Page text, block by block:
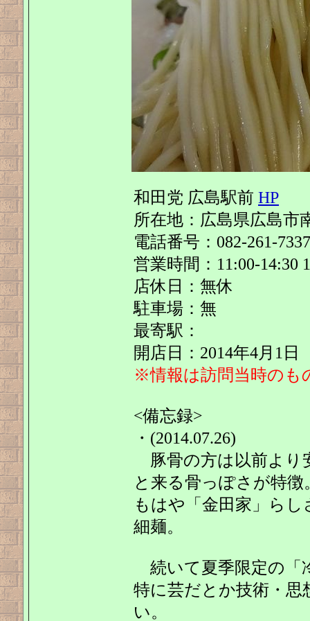
和田党 広島駅前 HP
所在地：広島県広島市
電話番号：082-261-7337
営業時間：11:00-14:30
店休日：無休
駐車場：無
最寄駅：
開店日：2014年4月1日
※情報は訪問当時のも
<備忘録>
・(2014.07.26)
豚骨の方は以前より
と来る骨っぽさが特
もはや「金田家」ら
細麺。
続いて夏季限定の「
特に芸だとか技術・
い。